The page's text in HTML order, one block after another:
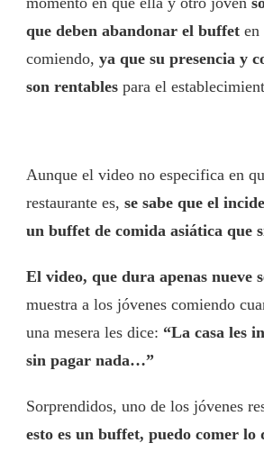
que deben abandonar el buffet en
comiendo, ya que su presencia y
son rentables para el
Aunque el video no especifica en
restaurante es, se sabe que el
un buffet de comida asiática que
El video, que dura apenas nueve
muestra a los jóvenes comiendo
una mesera les dice: “La casa les
sin pagar nada…”
Sorprendidos, uno de los jóvenes
esto es un buffet, puedo comer lo